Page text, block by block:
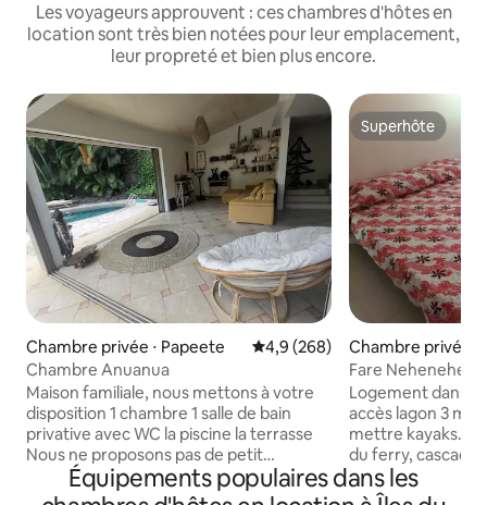
Les voyageurs approuvent : ces chambres d'hôtes en
location sont très bien notées pour leur emplacement,
leur propreté et bien plus encore.
Chambre privée ⋅ Papeete Évaluation moyenne sur la
4,9 (268)
Chambre Anuanua
Maison familiale, nous mettons à votre
disposition 1 chambre 1 salle de bain
privative avec WC la piscine la terrasse
Nous ne proposons pas de petit
déjeuner mais nous partageons
volontier thé ou café Pour plusieurs
Superhôte
Superhôte
Chambre privée
aiao
Fare Nehenehe
Logement dans
accès lagon 3 mn
mettre kayaks.
du ferry, cascades . 3 chambres une
de bain. 70€ \nuit chambres doubles et
50€ p/nuit la
Équipements populaires dans les